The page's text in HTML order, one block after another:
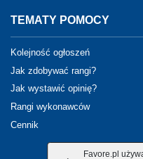
Favore.pl
TEMATY POMOCY
Kolejność ogłoszeń
Jak zdobywać rangi?
Jak wystawić opinię?
Rangi wykonawców
Cennik